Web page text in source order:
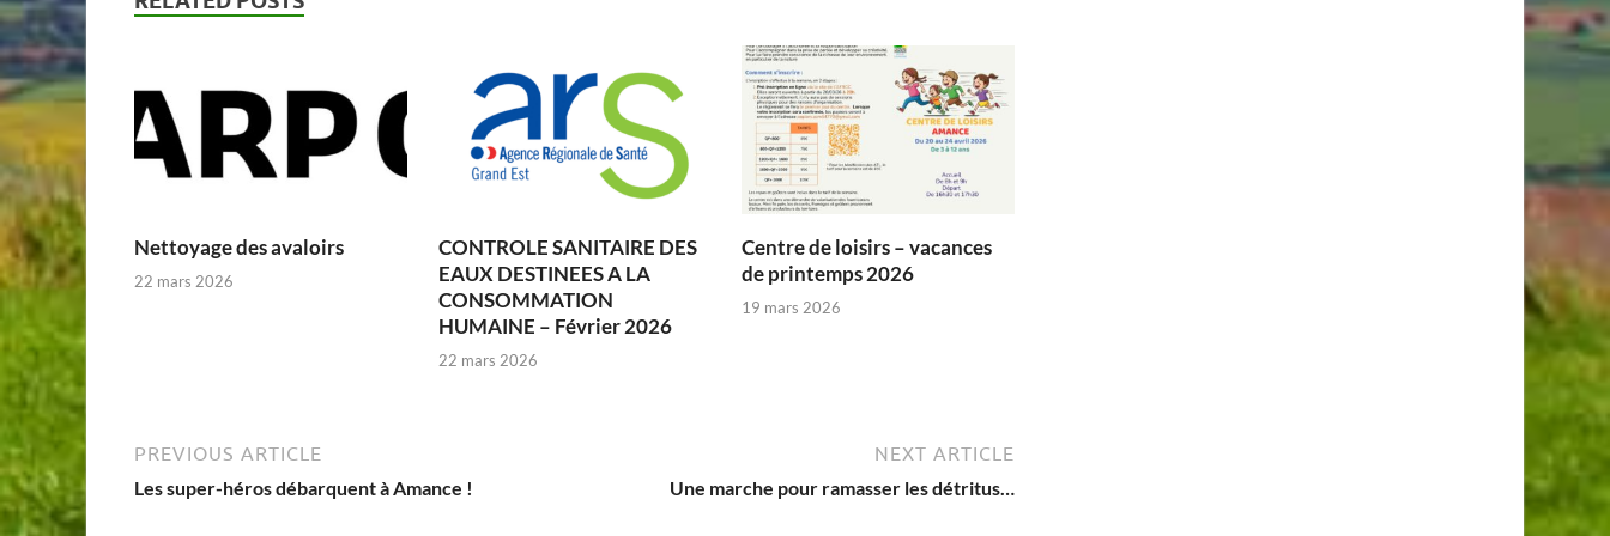
Nettoyage des avaloirs
22 mars 2026
CONTROLE SANITAIRE DES
EAUX DESTINEES A LA
CONSOMMATION
HUMAINE – Février 2026
22 mars 2026
Centre de loisirs – vacances
de printemps 2026
19 mars 2026
PREVIOUS ARTICLE
Les super-héros débarquent à Amance !
NEXT ARTICLE
Une marche pour ramasser les détritus…